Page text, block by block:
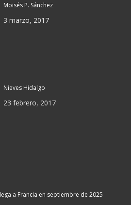
Moisés P. Sánchez
3 marzo, 2017
Nieves Hidalgo
23 febrero, 2017
a Francia en septiembre de 2025